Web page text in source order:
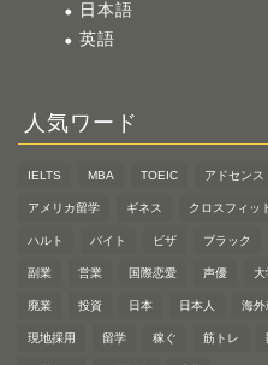
日本語
英語
人気ワード
IELTS MBA TOEIC アドセンス
アメリカ留学 ギネス クロスフィッ
ハルト バイト ビザ ブラック
副業 営業 国際恋愛 声優 大
廃業 投資 日本 日本人 海外
現地採用 留学 稼ぐ 筋トレ